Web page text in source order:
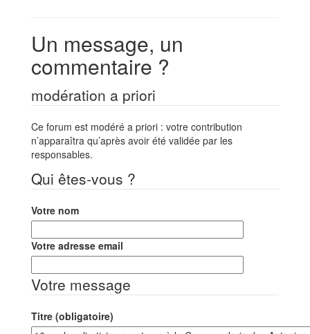
Un message, un
commentaire ?
modération a priori
Ce forum est modéré a priori : votre contribution
n’apparaîtra qu’après avoir été validée par les
responsables.
Qui êtes-vous ?
Votre nom
Votre adresse email
Votre message
Titre (obligatoire)